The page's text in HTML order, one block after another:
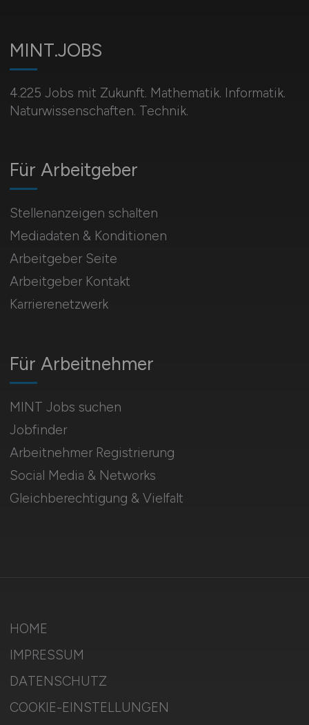
MINT.JOBS
4.225 Jobs mit Zukunft. Mathematik. Informatik.
Naturwissenschaften. Technik.
Für Arbeitnehmer
MINT Jobs suchen
Jobfinder
Arbeitnehmer Registrierung
Social Media & Networks
Gleichberechtigung & Vielfalt
Für Arbeitgeber
Stellenanzeigen schalten
Mediadaten & Konditionen
Arbeitgeber Seite
Arbeitgeber Kontakt
Karrierenetzwerk
HOME
IMPRESSUM
DATENSCHUTZ
COOKIE-EINSTELLUNGEN